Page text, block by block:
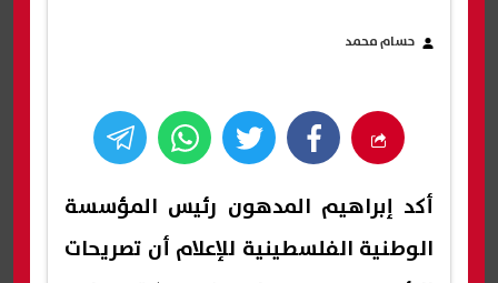
حسام محمد
أكد إبراهيم المدهون رئيس المؤسسة
الوطنية الفلسطينية للإعلام أن تصريحات